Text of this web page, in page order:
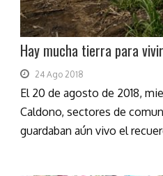
Hay mucha tierra para
24 Ago 2018
El 20 de agosto de 2018,
Caldono, sectores de
guardaban aún vivo el